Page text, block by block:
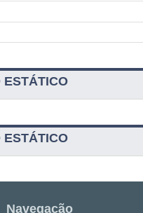
ESTÁTICO
ESTÁTICO
Navegação